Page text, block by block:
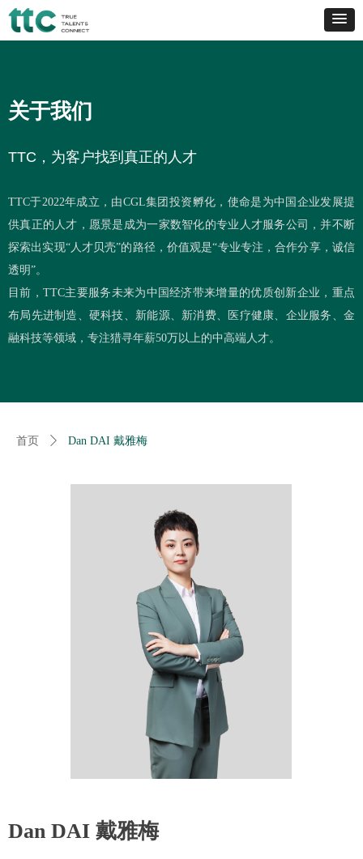
Dan DAI 戴雅梅
首页 ꄲ Dan DAI 戴雅梅
关于我们
TTC ，为客户找到真正的人才
TTC于2022年成立，由CGL集团投资孵化，使命是为中国企业发展提
供真正的人才，愿景是成为一家数智化的专业人才服务公司，并不断
探索出实现“人才贝壳”的路径，价值观是“专业专注，合作分享，诚信
透明”。
目前，TTC主要服务未来为中国经济带来增量的优质创新企业，重点
布局先进制造、硬科技、新能源、新消费、医疗健康、企业服务、金
融科技等领域，专注猎寻年薪50万以上的中高端人才。